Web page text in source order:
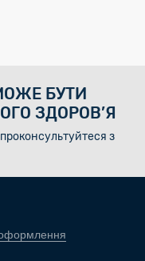
БУТИ
ЗДОРОВ’Я
з
оформлення